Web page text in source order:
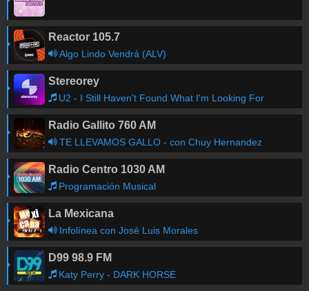
Reactor 105.7
Algo Lindo Vendrá (ALV)
Stereorey
U2 - I Still Haven't Found What I'm Looking For
Radio Gallito 760 AM
TE LLEVAMOS GALLO - con Chuy Hernandez
Radio Centro 1030 AM
Programación Musical
La Mexicana
Infolínea con José Luis Morales
D99 98.9 FM
Katy Perry - DARK HORSE